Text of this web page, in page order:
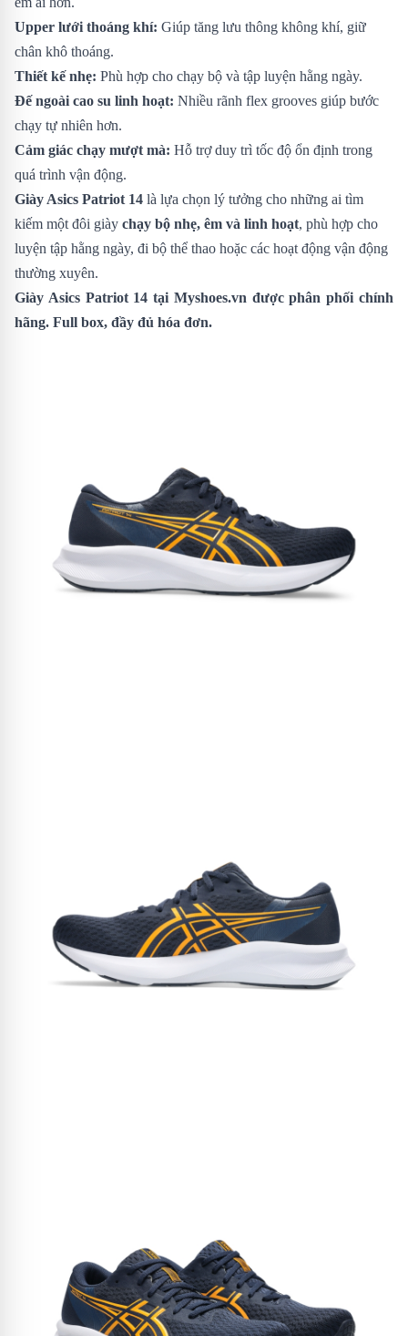
Upper lưới thoáng khí: Giúp tăng lưu thông không khí, giữ
chân khô thoáng.
Thiết kế nhẹ: Phù hợp cho chạy bộ và tập luyện hằng ngày.
Đế ngoài cao su linh hoạt: Nhiều rãnh flex grooves giúp bước
chạy tự nhiên hơn.
Cảm giác chạy mượt mà: Hỗ trợ duy trì tốc độ ổn định trong
quá trình vận động.
Giày Asics Patriot 14 là lựa chọn lý tưởng cho những ai tìm
kiếm một đôi giày chạy bộ nhẹ, êm và linh hoạt, phù hợp cho
luyện tập hằng ngày, đi bộ thể thao hoặc các hoạt động vận động
thường xuyên.
Giày Asics Patriot 14 tại Myshoes.vn được phân phối chính
hãng. Full box, đầy đủ hóa đơn.